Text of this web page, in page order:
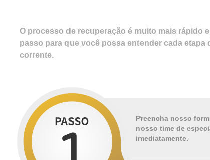
O processo de recuperação é muito mais rápido
passo para que você possa entender cada
corrente.
Preencha nosso
nosso time de
imediatamente.